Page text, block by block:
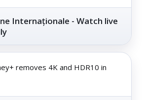
Internaționale - Watch live
removes 4K and HDR10 in